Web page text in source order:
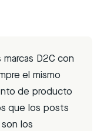
marcas D2C con
el mismo
de producto
que los posts
los